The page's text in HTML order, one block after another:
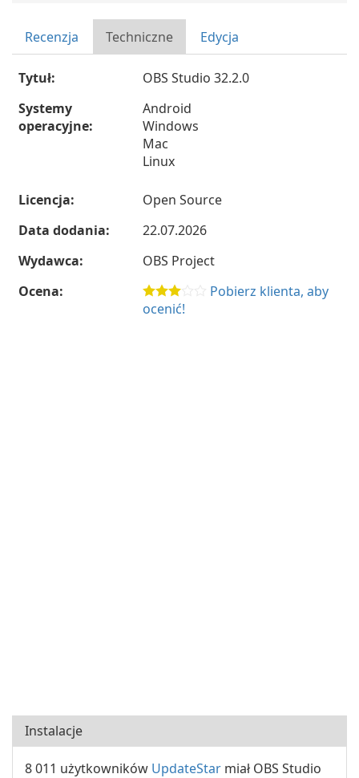
Recenzja Techniczne Edycja
Tytuł:
OBS Studio 32.2.0
Systemy
operacyjne:
Android
Windows
Mac
Linux
Licencja:
Open Source
Data dodania:
22.07.2026
Wydawca:
OBS Project
Ocena:
Pobierz klienta, aby
ocenić!
Instalacje
8 011 użytkowników UpdateStar miał OBS Studio